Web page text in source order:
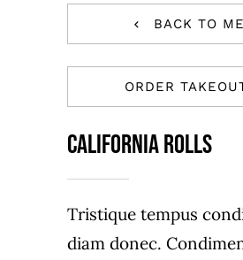
BACK TO
ORDER
California Rolls
Tristique tempus
diam donec.